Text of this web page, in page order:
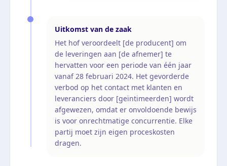
Uitkomst van de zaak
Het hof veroordeelt [de producent] om
de leveringen aan [de afnemer] te
hervatten voor een periode van één jaar
vanaf 28 februari 2024. Het gevorderde
verbod op het contact met klanten en
leveranciers door [geïntimeerden] wordt
afgewezen, omdat er onvoldoende bewijs
is voor onrechtmatige concurrentie. Elke
partij moet zijn eigen proceskosten
dragen.